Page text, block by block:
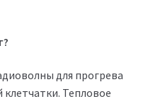
для прогрева
Тепловое